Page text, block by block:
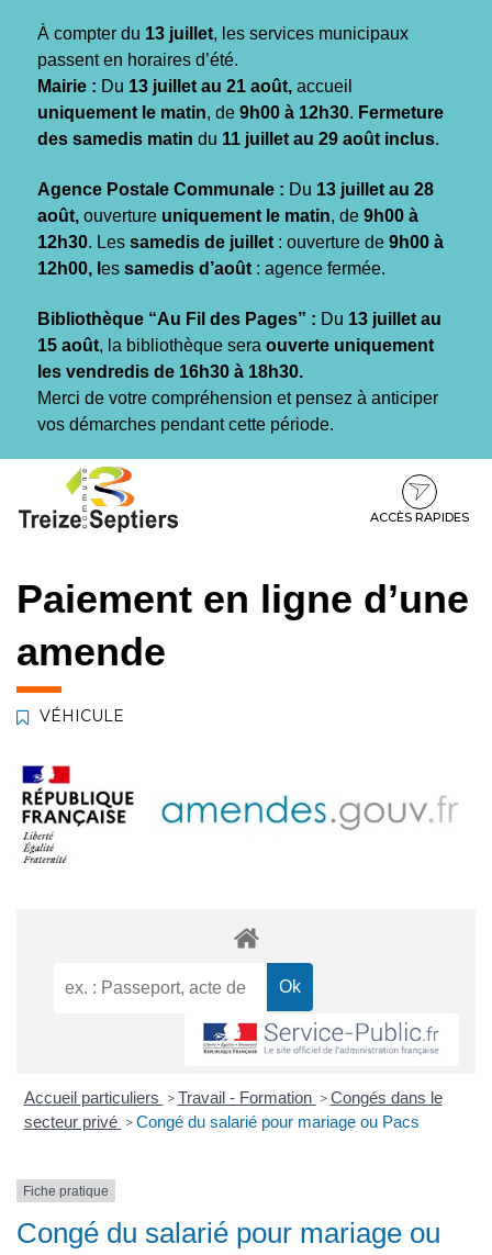
À compter du 13 juillet, les services municipaux
passent en horaires d’été.
Mairie : Du 13 juillet au 21 août, accueil
uniquement le matin, de 9h00 à 12h30. Fermeture
des samedis matin du 11 juillet au 29 août inclus.
Agence Postale Communale : Du 13 juillet au 28
août, ouverture uniquement le matin, de 9h00 à
12h30. Les samedis de juillet : ouverture de 9h00 à
12h00, l es samedis d’août : agence fermée.
Bibliothèque “Au Fil des Pages” : Du 13 juillet au
15 août, la bibliothèque sera ouverte uniquement
les vendredis de 16h30 à 18h30.
Merci de votre compréhension et pensez à anticiper
vos démarches pendant cette période.
contenu
pied
ACCÈS RAPIDES
Paiement en ligne d’une
amende
VÉHICULE
Accueil particuliers > Travail - Formation > Congés dans le
secteur privé > Congé du salarié pour mariage ou Pacs
Fiche pratique
Congé du salarié pour mariage ou